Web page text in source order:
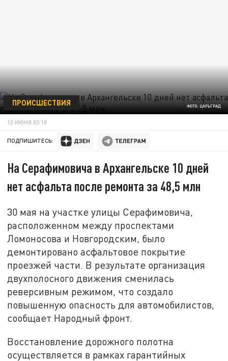
ФОТО: ЦАРЬГРАД
ПРОИСШЕСТВИЯ
13 ИЮНЯ 03:10
ПОДПИШИТЕСЬ:
На Серафимовича в Архангельске 10 дней
нет асфальта после ремонта за 48,5 млн
30 мая на участке улицы Серафимовича,
расположенном между проспектами
Ломоносова и Новгородским, было
демонтировано асфальтовое покрытие
проезжей части. В результате организация
двухполосного движения сменилась
реверсивным режимом, что создало
повышенную опасность для автомобилистов,
сообщает Народный фронт.
Восстановление дорожного полотна
осуществляется в рамках гарантийных